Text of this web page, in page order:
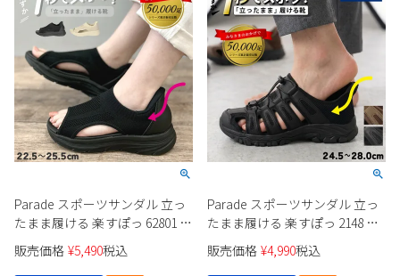
Parade スポーツサンダル 立っ
たまま履ける 楽すぽっ 62801 レ
ディース
販売価格 ¥5,490税込
Parade スポーツサンダル 立っ
たまま履ける 楽すぽっ 2148 メ
ンズ
販売価格 ¥4,990税込